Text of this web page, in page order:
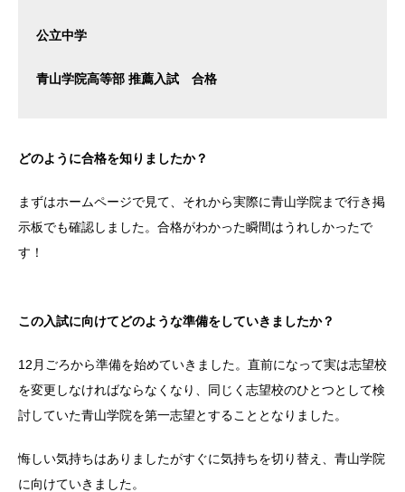
公立中学
青山学院高等部 推薦入試 合格
どのように合格を知りましたか？
まずはホームページで見て、それから実際に青山学院まで行き掲
示板でも確認しました。合格がわかった瞬間はうれしかったで
す！
この入試に向けてどのような準備をしていきましたか？
12月ごろから準備を始めていきました。直前になって実は志望校
を変更しなければならなくなり、同じく志望校のひとつとして検
討していた青山学院を第一志望とすることとなりました。
悔しい気持ちはありましたがすぐに気持ちを切り替え、青山学院
に向けていきました。